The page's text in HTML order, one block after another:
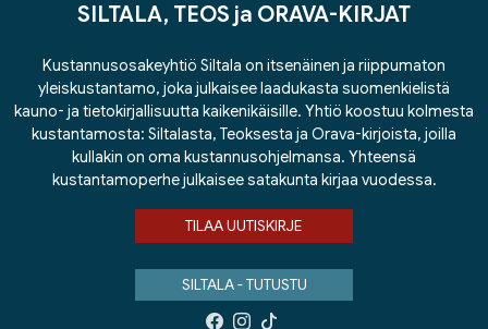
SILTALA, TEOS ja ORAVA-KIRJAT
Kustannusosakeyhtiö Siltala on itsenäinen ja riippumaton
yleiskustantamo, joka julkaisee laadukasta suomenkielistä
kauno- ja tietokirjallisuutta kaikenikäisille. Yhtiö koostuu kolmesta
kustantamosta: Siltalasta, Teoksesta ja Orava-kirjoista, joilla
kullakin on oma kustannusohjelmansa. Yhteensä
kustantamoperhe julkaisee satakunta kirjaa vuodessa.
TILAA UUTISKIRJE
SILTALA - TUTUSTU